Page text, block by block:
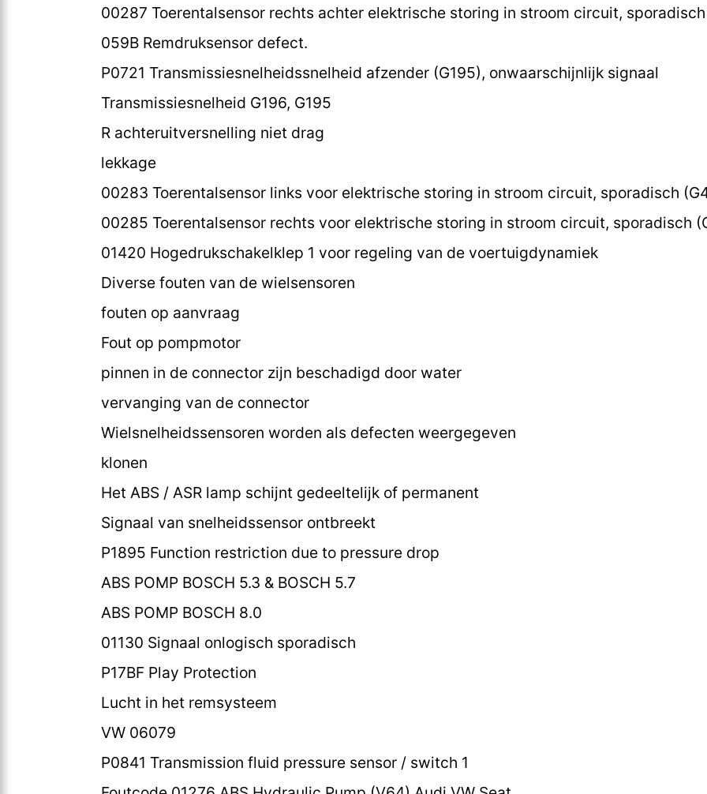
00287 Toerentalsensor rechts achter elektrische storing in stroom circuit,
059B Remdruksensor defect.
P0721 Transmissiesnelheidssnelheid afzender (G195), onwaarschijnlijk signaal
Transmissiesnelheid G196, G195
R achteruitversnelling niet drag
lekkage
00283 Toerentalsensor links voor elektrische storing in stroom circuit, sporadisch
00285 Toerentalsensor rechts voor elektrische storing in stroom circuit, sporadisch
01420 Hogedrukschakelklep 1 voor regeling van de voertuigdynamiek
Diverse fouten van de wielsensoren
fouten op aanvraag
Fout op pompmotor
pinnen in de connector zijn beschadigd door water
vervanging van de connector
Wielsnelheidssensoren worden als defecten weergegeven
klonen
Het ABS / ASR lamp schijnt gedeeltelijk of permanent
Signaal van snelheidssensor ontbreekt
P1895 Function restriction due to pressure drop
ABS POMP BOSCH 5.3 & BOSCH 5.7
ABS POMP BOSCH 8.0
01130 Signaal onlogisch sporadisch
P17BF Play Protection
Lucht in het remsysteem
VW 06079
P0841 Transmission fluid pressure sensor / switch 1